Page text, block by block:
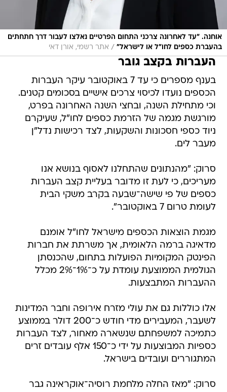
אוחנה. "עד לאחרונה צרכני התחום הפרטיים נאלצו לעבור דרך חתחתים
בהעברת כספים לחו"ל או לישראל" / אתר רשמי, אורן דאי
העברות בקצב גובר
בענף מספרים כי עד 7 באוקטובר עיקר העברות
הכספים נועדו לכיסוי צרכים אישיים בסכומים קטנים.
וכי מתחילת השנה, ובחצי השנה האחרונה בפרט,
מורגשת מגמה של הזרמת כספים לחו"ל, שעיקרם
ניוד כספי חסכונות והשקעות, לצד רכישות נדל"ן
מעבר לים.
סרוק: "מהנתונים שהתחלנו לאסוף בנושא אנו
מעריכים, כי לעת זו מדובר בעליית קצב העברות
כספים של פי שישה־שבעה בקרב משקי הבית
לעומת טרום 7 באוקטובר".
מגמת הוצאות הכספים מישראל לחו"ל אומנם
מדאיגה ברמה הלאומית, אך משרתת את חברות
הפינטק המקומיות הפועלות בתחום, שהכנסתן
הגולמית הממוצעת עומדת על כ־1%־2% מכלל
ההעברות המתבצעות.
אלו כוללות גם את עולי מזרח אירופה וחבר המדינות
לשעבר, המעבירים מדי חודש כ־200 דולר בממוצע
כתמיכה למשפחתם שנשארה מאחור, לצד העברות
כספיות המבוצעות על ידי כ־150 אלף עובדים זרים
המתגוררים ועובדים בישראל.
סרוק: "מאז החלה מלחמת רוסיה־אוקראינה גבר